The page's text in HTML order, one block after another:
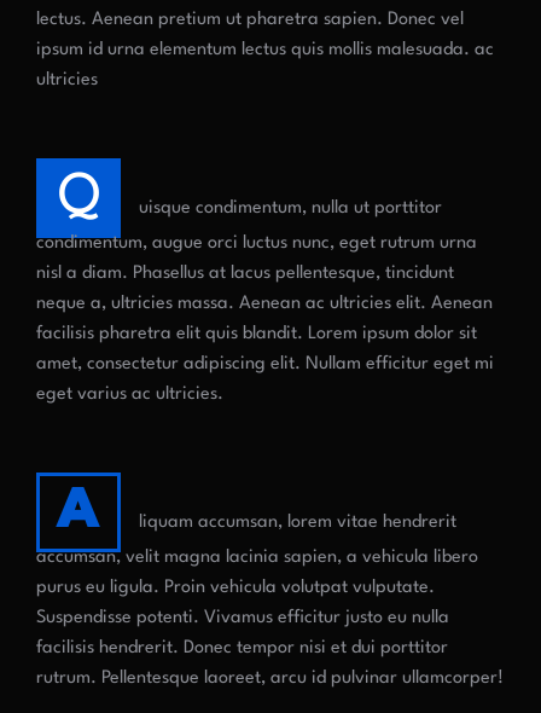
lectus. Aenean pretium ut pharetra sapien. Donec vel
ipsum id urna elementum lectus quis mollis malesuada. ac
ultricies
Q
uisque condimentum, nulla ut porttitor
condimentum, augue orci luctus nunc, eget rutrum urna
nisl a diam. Phasellus at lacus pellentesque, tincidunt
neque a, ultricies massa. Aenean ac ultricies elit. Aenean
facilisis pharetra elit quis blandit. Lorem ipsum dolor sit
amet, consectetur adipiscing elit. Nullam efficitur eget mi
eget varius ac ultricies.
A
liquam accumsan, lorem vitae hendrerit
accumsan, velit magna lacinia sapien, a vehicula libero
purus eu ligula. Proin vehicula volutpat vulputate.
Suspendisse potenti. Vivamus efficitur justo eu nulla
facilisis hendrerit. Donec tempor nisi et dui porttitor
rutrum. Pellentesque laoreet, arcu id pulvinar ullamcorper!